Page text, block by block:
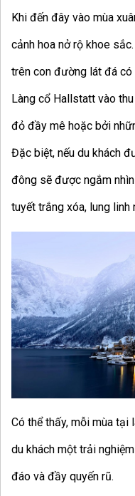
Khi đến đây vào mùa
cảnh hoa nở rộ khoe
trên con đường lát đá có
Làng cổ Hallstatt vào
đỏ đầy mê hoặc bởi
Đặc biệt, nếu du khách
đông sẽ được ngắm
tuyết trắng xóa, lung
Có thể thấy, mỗi mùa
du khách một trải
đáo và đầy quyến rũ.